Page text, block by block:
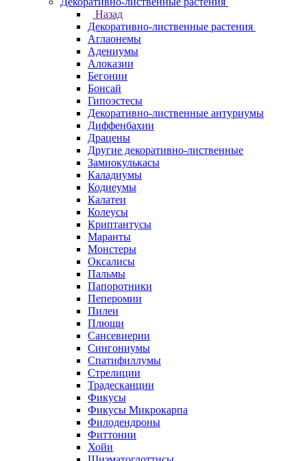
Назад
Декоративно-лиственные растения
Аглаонемы
Адениумы
Алоказии
Бегонии
Бонсай
Гипоэстесы
Декоративно-лиственные антуриумы
Диффенбахии
Драцены
Другие декоративно-лиственные
Замиокулькасы
Каладиумы
Кодиеумы
Калатеи
Колеусы
Криптантусы
Маранты
Монстеры
Оксалисы
Пальмы
Папоротники
Пеперомии
Пилеи
Плющи
Сансевиерии
Сингониумы
Спатифиллумы
Стрелиции
Традесканции
Фикусы
Фикусы Микрокарпа
Филодендроны
Фиттонии
Хойи